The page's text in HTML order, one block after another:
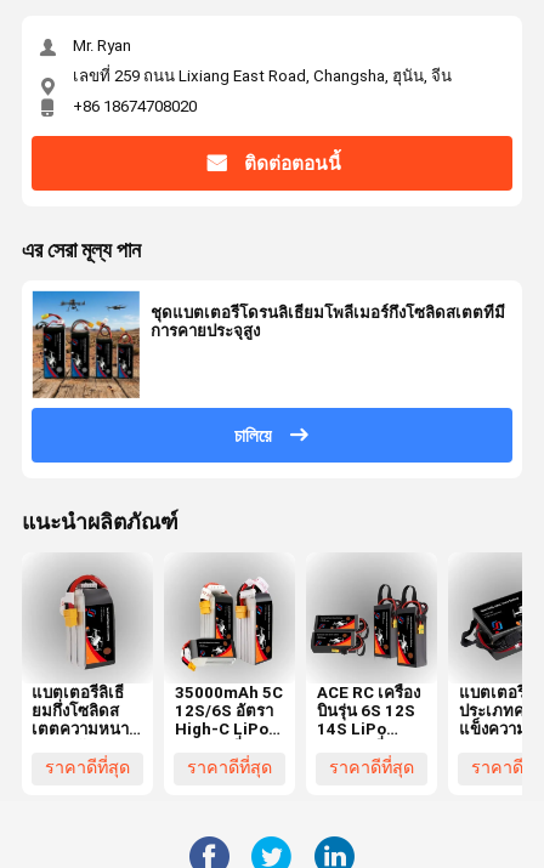
Mr. Ryan
เลขที่ 259 ถนน Lixiang East Road, Changsha, ฮุนัน, จีน
+86 18674708020
ติดต่อตอนนี้
এর সেরা মূল্য পান
ชุดแบตเตอรี่โดรนลิเธียมโพลีเมอร์กึ่งโซลิดสเตตที่มี
การคายประจุสูง
চালিয়ে
แนะนำผลิตภัณฑ์
แบตเตอรี่ลิเธี
ยมกึ่งโซลิดส
เตตความหนา
มีจำหน่ายใน
ราคาดีที่สุด
35000mAh 5C
12S/6S อัตรา
High-C LiPo
สำหรับ FPV
Drone,Quadcopter
Aircraft
ราคาดีที่สุด
ACE RC เครื่อง
บินรุ่น 6S 12S
14S LiPo
XT60 XT90
สำหรับ Drones
ราคาดีที่สุด
แบตเตอรี่
ประเภทครึ่ง
แข็งความจุ
แบตเตอรี่
ราคาดีที่